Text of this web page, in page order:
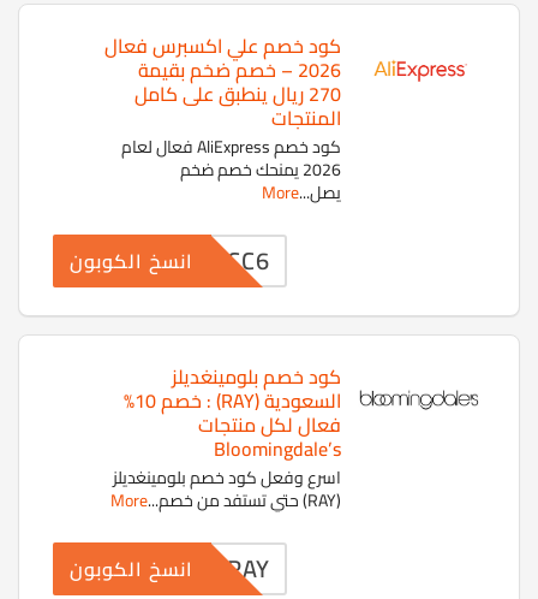
كود خصم علي اكسبرس فعال
2026 – خصم ضخم بقيمة
270 ريال ينطبق على كامل
المنتجات
كود خصم AliExpress فعال لعام
2026 يمنحك خصم ضخم
يصل...
More
GCC6 انسخ الكوبون
كود خصم بلومينغديلز
السعودية (RAY) : خصم 10%
فعال لكل منتجات
Bloomingdale’s
اسرع وفعل كود خصم بلومينغديلز
(RAY) حتي تستفد من خصم ...
More
RAY انسخ الكوبون